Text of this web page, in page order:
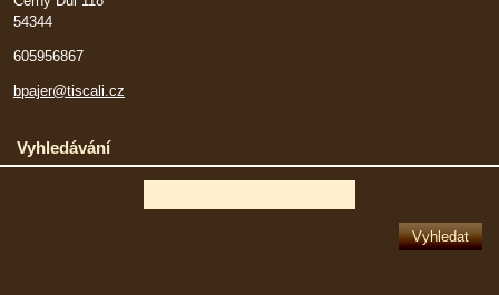
54344
605956867
bpajer@tiscali.cz
Vyhledávání